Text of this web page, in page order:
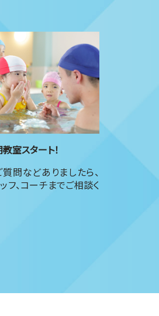
室スタート！
問などありましたら、
フ、コーチまでご相談く